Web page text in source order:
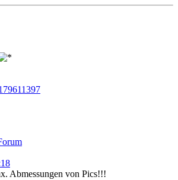
Abmessungen von Pics!!!